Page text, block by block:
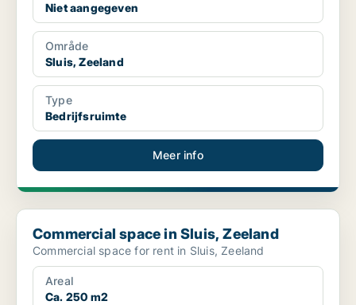
Niet aangegeven
Område
Sluis, Zeeland
Type
Bedrijfsruimte
Meer info
Commercial space in Sluis, Zeeland
Commercial space in Sluis, Zeeland
Commercial space for rent in Sluis, Zeeland
Areal
Ca. 250 m2